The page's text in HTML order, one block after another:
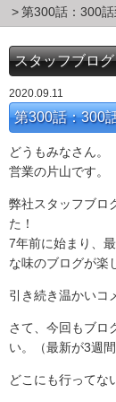
第300話：300話
スタッフブログ
2020.09.11
第300話：300
どうもみなさん。
営業の片山です。
弊社スタッフブロ
た！
7年前に始まり、
な味のブログが楽
引き続き温かいコ
さて、今回もブロ
い。（最新が3週間
どこにも行ってな